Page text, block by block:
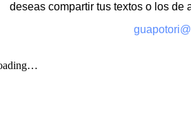
deseas compartir tus textos o los de